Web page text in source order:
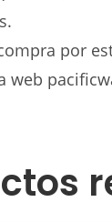
por
web